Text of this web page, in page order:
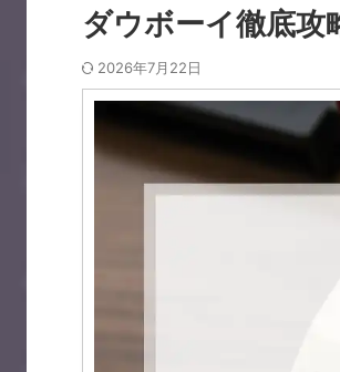
ダウボーイ徹底攻
2026年7月22日